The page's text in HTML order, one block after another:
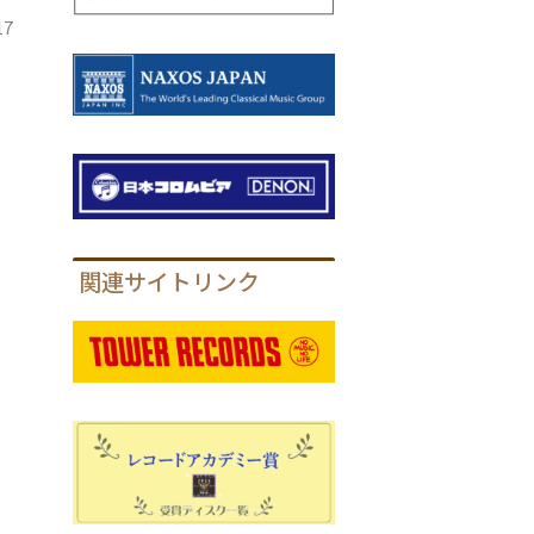
関連サイトリンク